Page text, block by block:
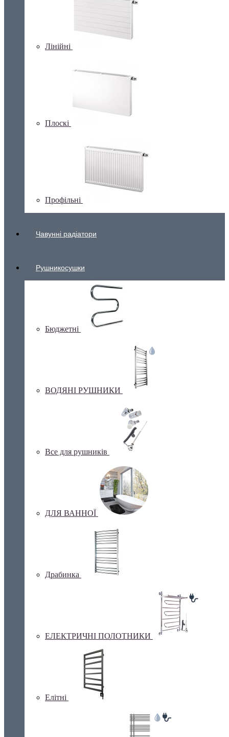
Лінійні
Плоскі
Профільні
Чавунні радіатори
Рушникосушки
Бюджетні
ВОДЯНІ РУШНИКИ
Все для рушників
ДЛЯ ВАННОЇ
Драбинка
ЕЛЕКТРИЧНІ ПОЛОТНИКИ
Елітні